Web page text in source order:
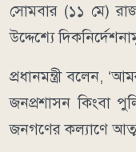
সোমবার (১১ মে)
উদ্দেশ্যে
প্রধানমন্ত্রী বলেন,
জনপ্রশাসন কিংবা
জনগণের কল্যাণে